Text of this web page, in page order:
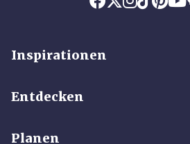
Inspirationen
Entdecken
Planen